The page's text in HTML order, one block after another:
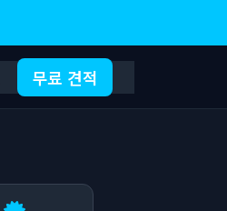
무료 견적